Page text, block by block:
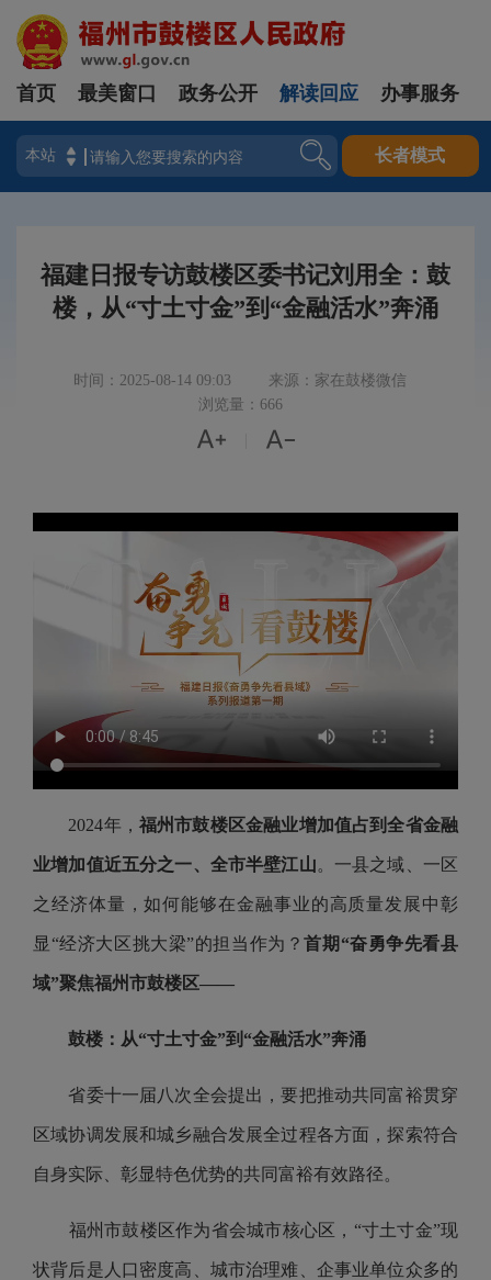
登录
首页 最美窗口 政务公开 解读回应 办事服务
长者模式
福建日报专访鼓楼区委书记刘用全：鼓
楼，从“寸土寸金”到“金融活水”奔涌
时间：2025-08-14 09:03
来源：家在鼓楼微信
浏览量：666
 
2024年， 福州市鼓楼区金融业增加值占到全省金融
业增加值近五分之一、全市半壁江山。一县之域、一区
之经济体量，如何能够在金融事业的高质量发展中彰
显“经济大区挑大梁”的担当作为？首期“奋勇争先看县
域”聚焦福州市鼓楼区——
鼓楼：从“寸土寸金”到“金融活水”奔涌
省委十一届八次全会提出，要把推动共同富裕贯穿
区域协调发展和城乡融合发展全过程各方面，探索符合
自身实际、彰显特色优势的共同富裕有效路径。
福州市鼓楼区作为省会城市核心区，“寸土寸金”现
状背后是人口密度高、城市治理难、企事业单位众多的